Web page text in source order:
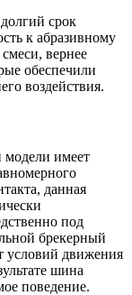
срок
к абразивному
вернее
обеспечили
воздействия.
модели имеет
данная
под
брекерный
условий движения
шина
поведение.